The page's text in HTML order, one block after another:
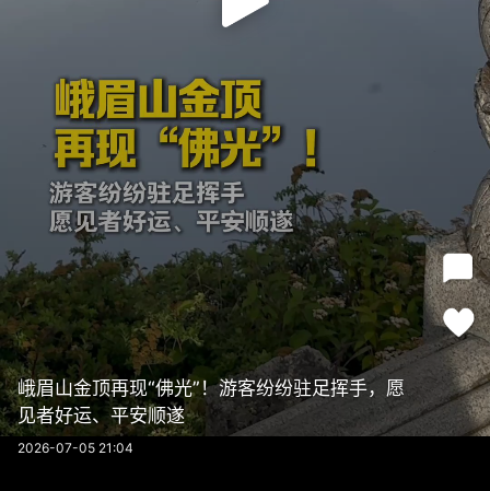
峨眉山金顶再现“佛光”！游客纷纷驻足挥手，愿
见者好运、平安顺遂
2026-07-05 21:04